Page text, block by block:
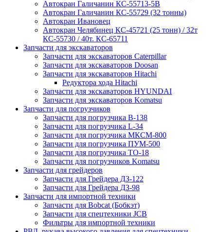
Автокран Галичанин КС-55713-5В
Автокран Галичанин КС-55729 (32 тонны)
Автокран Ивановец
Автокран Челябинец КС-45721 (25 тонн) / 32т
КС-55730 / 40т. КС-65711
Запчасти для экскаваторов
Запчасти для экскаваторов Caterpillar
Запчасти для экскаваторов Doosan
Запчасти для экскаваторов Hitachi
Редуктора хода Hitachi
Запчасти для экскаваторов HYUNDAI
Запчасти для экскаваторов Komatsu
Запчасти для погрузчиков
Запчасти для погрузчика B-138
Запчасти для погрузчика L-34
Запчасти для погрузчика МКСМ-800
Запчасти для погрузчика ПУМ-500
Запчасти для погрузчика ТО-18
Запчасти для погрузчиков Komatsu
Запчасти для грейдеров
Запчасти для Грейдера ДЗ-122
Запчасти для Грейдера ДЗ-98
Запчасти для импортной техники
Запчасти для Bobcat (Бобкэт)
Запчасти для спецтехники JCB
Фильтры для импортной техники